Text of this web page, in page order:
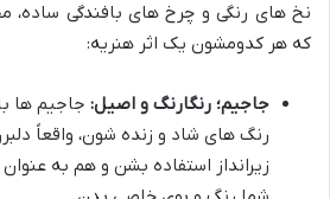
نخ های رنگی و چرخ های بافندگی ساده،
که هر کدومشون یک اثر هنریه:
جاجیم؛ رنگارنگ و اصیل: جاجیم ها
رنگ های شاد و زنده شون، واقعاً
زیرانداز استفاده بشن و هم به عنوان